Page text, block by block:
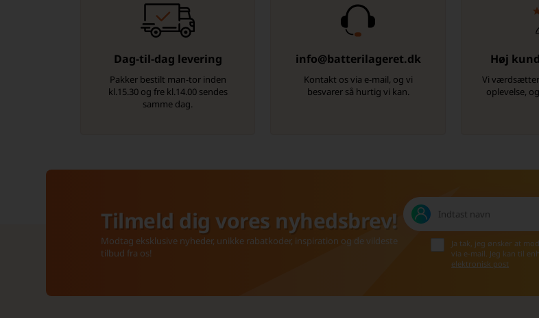
Dag-til-dag levering
Pakker bestilt man-tor inden
kl.15.30 og fre kl.14.00 sendes
samme dag.
info@batterilageret.dk
Kontakt os via e-mail, og vi
besvarer så hurtig vi kan.
Høj
Vi
oplevelse,
Tilmeld dig vores nyhedsbrev!
Modtag eksklusive nyheder, unikke rabatkoder, inspiration og de vildeste
tilbud fra os!
Ja tak, jeg ønsker at
via e-mail. Jeg kan til
elektronisk post